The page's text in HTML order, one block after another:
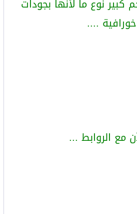
كبير نوع ما لأنها بجودات
خورافية ....
مع الروابط ...